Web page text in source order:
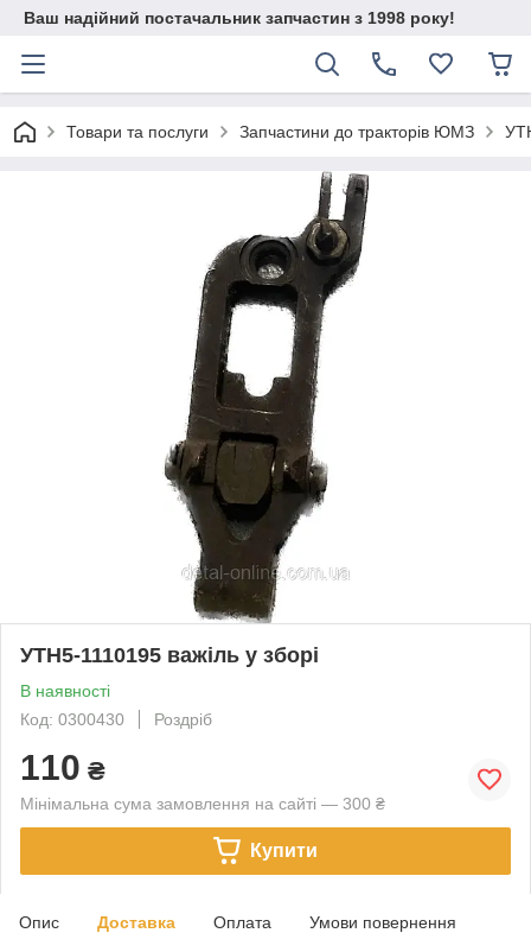
Ваш надійний постачальник запчастин з 1998 року!
Товари та послуги Запчастини до тракторів ЮМЗ
УТН5-1110195 важіль у зборі
В наявності
Код: 0300430
Роздріб
110 ₴
Мінімальна сума замовлення на сайті — 300 ₴
Купити
Опис Доставка Оплата Умови повернення